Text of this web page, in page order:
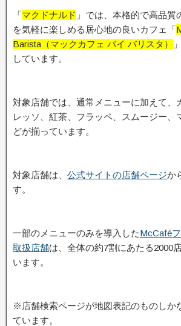
「マクドナルド 」では、本格的で高品質
を気軽に楽しめる居心地の良いカフェ「
Barista（マックカフェ バイ バリスタ）
しています。
対象店舗では、通常メニューに加えて、
レッソ、紅茶、フラッペ、スムージー、
どが揃っています。
対象店舗は、 公式サイトの店舗ページか
す。
一部のメニューのみを導入したMcCafé
取扱店舗は、全体の約7割にあたる2000
います。
※店舗検索ページが地図表記のものしか
ています。